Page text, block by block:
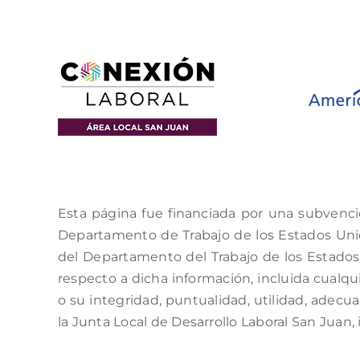
Esta página fue financiada por una
Departamento de Trabajo de los Estados
del Departamento del Trabajo de los
respecto a dicha información, incluida
o su integridad, puntualidad, utilidad,
la Junta Local de Desarrollo Laboral San